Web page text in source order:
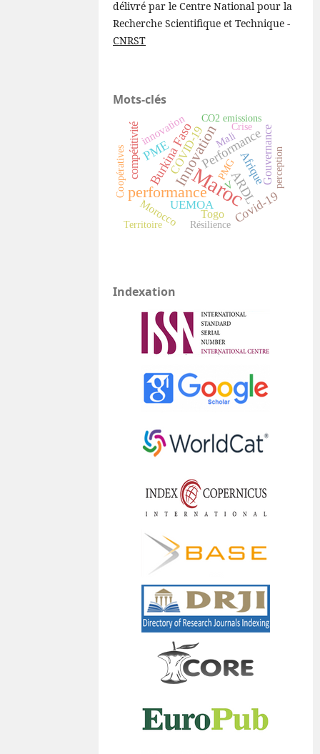
délivré par le Centre National pour la
Recherche Scientifique et Technique -
CNRST
Mots-clés
Maroc
performance
InnovationPerformance
Burkina Faso ARDL
PME
Covid-19
UEMOA
Afrique
compétitivité COVID-19 Gouvernance
Morocco
innovation
Togo
V
Mali
PMG
CO2 emissions
perception
Coopératives
Territoire
Crise
Résilience
Indexation